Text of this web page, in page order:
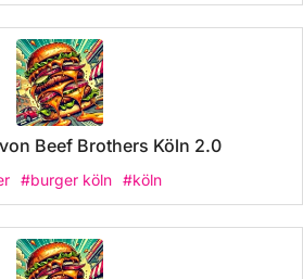
Beef Brothers Köln 2.0
#burger köln #köln